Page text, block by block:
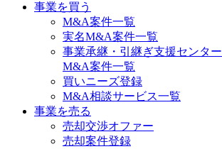
事業を買う
M&A案件一覧
実名M&A案件一覧
事業承継・引継ぎ支援センター
M&A案件一覧
買いニーズ登録
M&A相談サービス一覧
事業を売る
売却交渉オファー
売却案件登録